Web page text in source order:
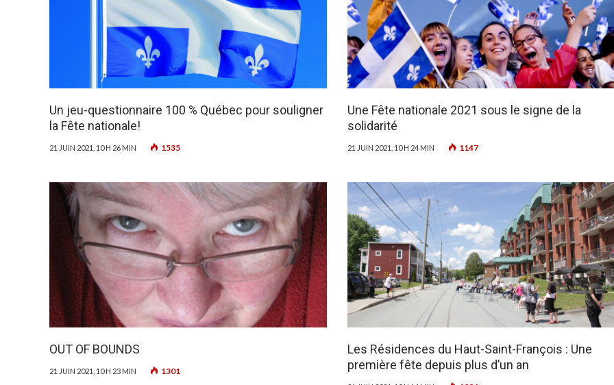
Un jeu-questionnaire 100 % Québec pour souligner
la Fête nationale!
21 JUIN 2021, 10 H 26 MIN 1535
Une Fête nationale 2021 sous le signe de la
solidarité
21 JUIN 2021, 10 H 24 MIN 1147
OUT OF BOUNDS
21 JUIN 2021, 10 H 23 MIN 1301
Les Résidences du Haut-Saint-François : Une
première fête depuis plus d’un an